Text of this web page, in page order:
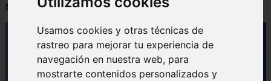
Usamos cookies y otras técnicas de
rastreo para mejorar tu experiencia de
navegación en nuestra web, para
mostrarte contenidos personalizados y
📅 09/09/2025